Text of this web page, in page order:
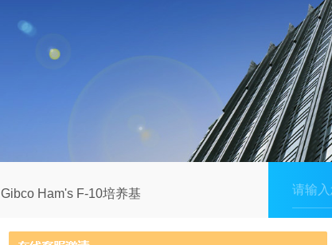
Gibco Ham's F-10培养基